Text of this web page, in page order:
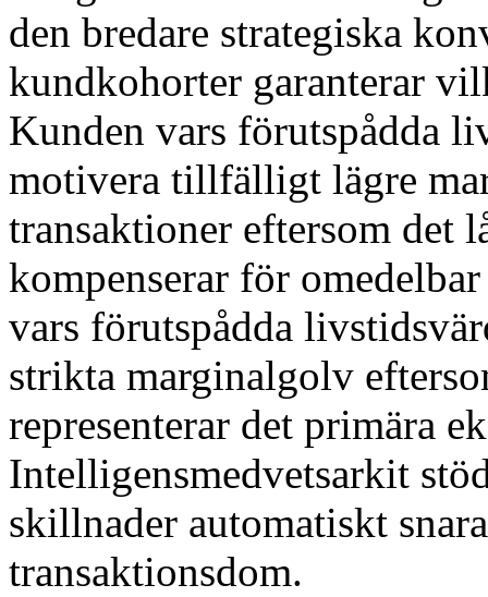
den bredare strategiska
kundkohorter garanterar
Kunden vars förutspådda
motivera tillfälligt lägre
transaktioner eftersom det
kompenserar för
vars förutspådda
strikta marginalgolv
representerar det primära
Intelligensmedvetsarkit
skillnader automatiskt
transaktionsdom.